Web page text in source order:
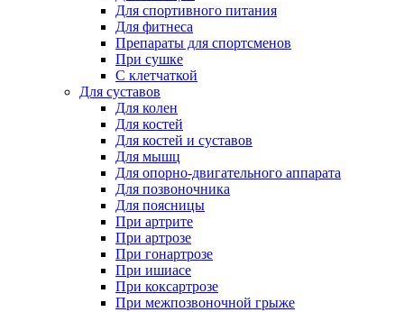
Для спортивного питания
Для фитнеса
Препараты для спортсменов
При сушке
С клетчаткой
Для суставов
Для колен
Для костей
Для костей и суставов
Для мышц
Для опорно-двигательного аппарата
Для позвоночника
Для поясницы
При артрите
При артрозе
При гонартрозе
При ишиасе
При коксартрозе
При межпозвоночной грыже